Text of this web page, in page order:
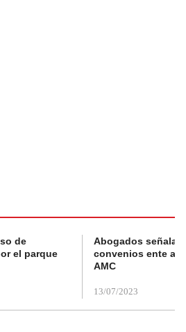
de
el parque
Abogados
convenios ente
AMC
13/07/2023